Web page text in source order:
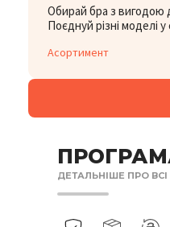
Обирай бра з вигодою
Поєднуй різні моделі у
Асортимент
ДЕТАЛЬНІШЕ ПРО